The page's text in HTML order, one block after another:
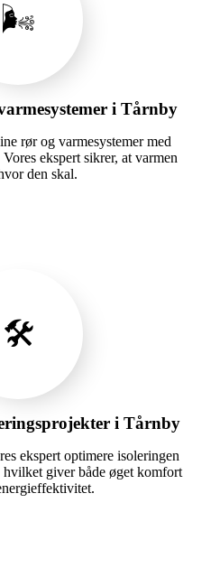
🌬️
i Tårnby
rør og varmesystemer med
ekspert sikrer, at varmen
den skal.
🛠️
i Tårnby
ekspert optimere isoleringen
giver både øget komfort